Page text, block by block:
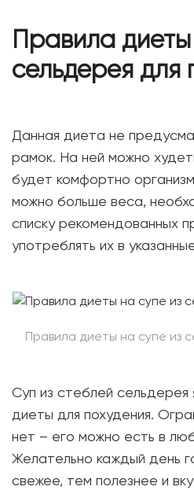
Правила
сельдерея для
Данная диета не
рамок. На ней можно
будет комфортно
можно больше веса,
списку рекомендованных
употреблять их в
Правила диеты на супе из
Суп из стеблей сельдерея
диеты для похудения.
нет – его можно есть в
Желательно каждый день
свежее, тем полезнее и